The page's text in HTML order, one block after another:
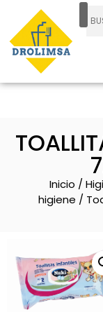
Inicio /
higiene /